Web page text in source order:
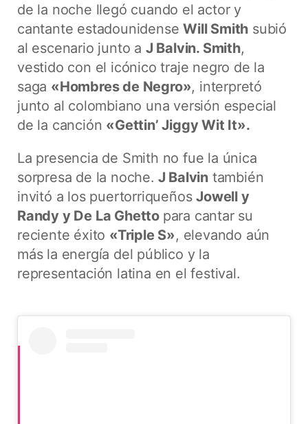
de la noche llegó cuando el actor y
cantante estadounidenseWill Smith subió
al escenario junto a J Balvin. Smith,
vestido con el icónico traje negro de la
saga «Hombres de Negro», interpretó
junto al colombiano una versión especial
de la canción «Gettin’ Jiggy Wit It».
La presencia de Smith no fue la única
sorpresa de la noche. J Balvin también
invitó a los puertorriqueñosJowell y
Randy y De La Ghetto para cantar su
reciente éxito «Triple S», elevando aún
más la energía del público y la
representación latina en el festival.